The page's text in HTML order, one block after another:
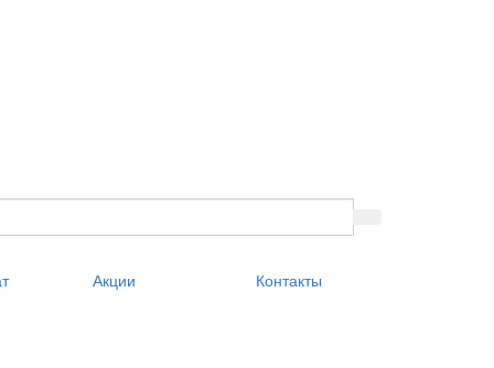
Акции Контакты